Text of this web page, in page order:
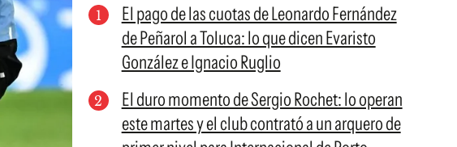
El pago de las cuotas de Leonardo Fernández
de Peñarol a Toluca: lo que dicen Evaristo
González e Ignacio Ruglio
El duro momento de Sergio Rochet: lo operan
este martes y el club contrató a un arquero de